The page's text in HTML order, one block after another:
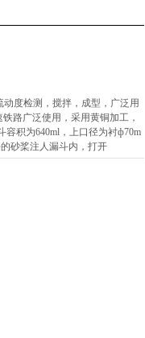
度检测，搅拌，成型，广泛用
路广泛使用，采用黄铜加工，
容积为640ml，上口径为衬ф70m
砂桨注人漏斗内，打开